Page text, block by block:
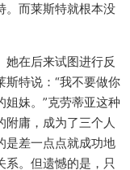
。而莱斯特就根本没
她在后来试图进行反
斯特说：“我不要做你
妹。”克劳蒂亚这种
附庸，成为了三个人
是差一点点就成功地
系。但遗憾的是，只